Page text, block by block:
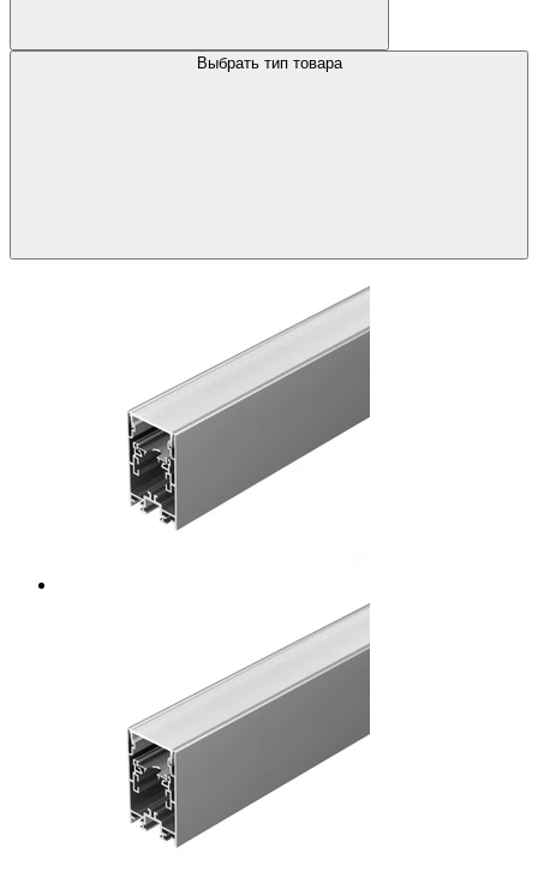
Выбрать тип товара